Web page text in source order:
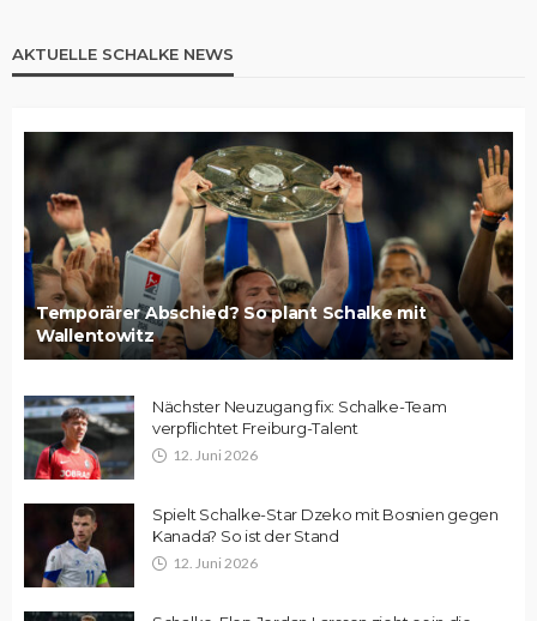
AKTUELLE SCHALKE NEWS
Temporärer Abschied? So plant Schalke mit
Wallentowitz
Nächster Neuzugang fix: Schalke-Team
verpflichtet Freiburg-Talent
12. Juni 2026
Spielt Schalke-Star Dzeko mit Bosnien gegen
Kanada? So ist der Stand
12. Juni 2026